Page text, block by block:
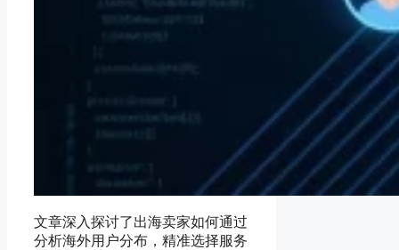
文章深入探讨了出海卖家如何通过
分析海外用户分布，精准选择服务